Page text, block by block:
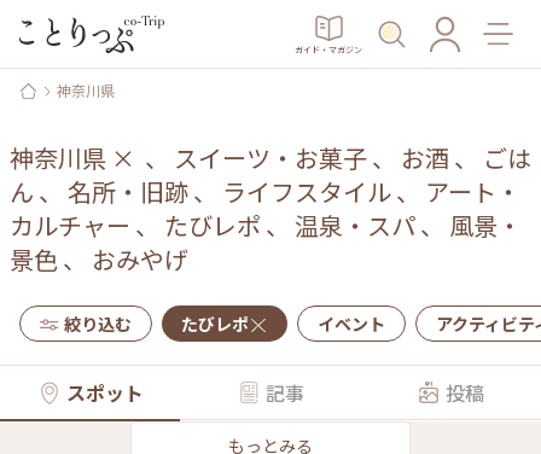
ガイド・マガジン
神奈川県
神奈川県 × 、 スイーツ・お菓子、 お酒 、
ごは
ん 、 名所・旧跡、 ライフスタイル、 アート・
カルチャー 、 たびレポ 、 温泉・スパ、 風景・
景色、 おみやげ
絞り込む たびレポ イベント アクティビテ
スポット 記事 投稿
もっとみる